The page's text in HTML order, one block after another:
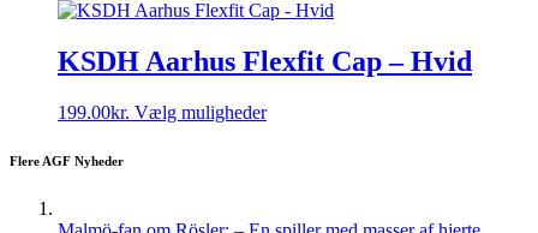
KSDH Aarhus Flexfit Cap – Hvid
199.00kr. Vælg mulighederDette
Mulighederne
Flere AGF Nyheder